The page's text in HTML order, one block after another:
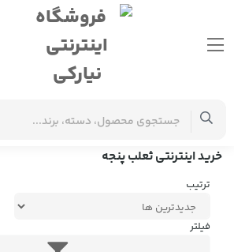
برچسب‌ها خرید اینترنتی ثعلب پنجه
خرید اینترنتی ثعلب پنجه
ترتیب
فیلتر